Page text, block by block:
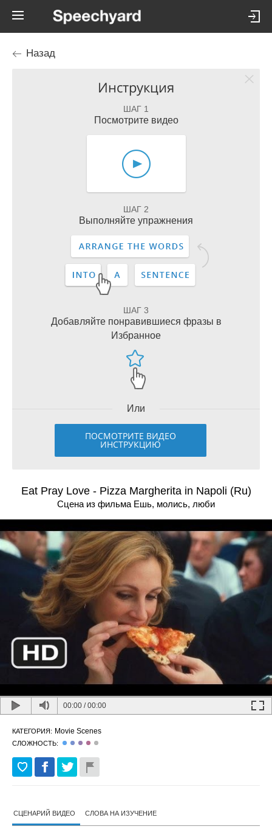
Назад
Инструкция
ШАГ 1
Посмотрите видео
ШАГ 2
Выполняйте упражнения
ШАГ 3
Добавляйте понравившиеся фразы в
Избранное
Или
ПОСМОТРИТЕ ВИДЕО
ИНСТРУКЦИЮ
Eat Pray Love - Pizza Margherita in Napoli (Ru)
Сцена из фильма Ешь, молись, люби
00:00 /00:00
КАТЕГОРИЯ: Movie Scenes
СЛОЖНОСТЬ:
СЦЕНАРИЙ ВИДЕО СЛОВА НА ИЗУЧЕНИЕ